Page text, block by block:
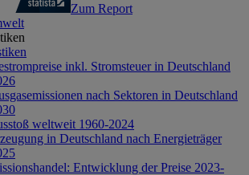
Zum Report
inkl. Stromsteuer in Deutschland
nach Sektoren in Deutschland
weltweit 1960-2024
in Deutschland nach Energieträger
Entwicklung der Preise 2023-